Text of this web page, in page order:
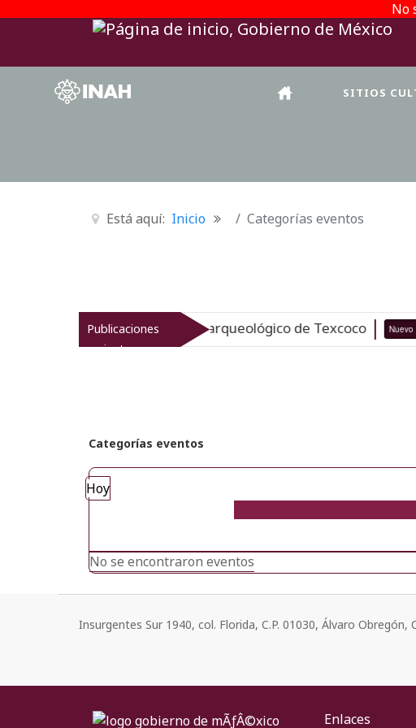
No
SITIOS
Está aquí: Inicio Categorías eventos
Publicaciones
recientes
revitaliza el patrimonio arqueológico de Texcoco Nuevo
Categorías eventos
Hoy
No se encontraron eventos
Insurgentes Sur 1940, col. Florida, C.P. 01030, Álvaro Obregón,
Enlaces